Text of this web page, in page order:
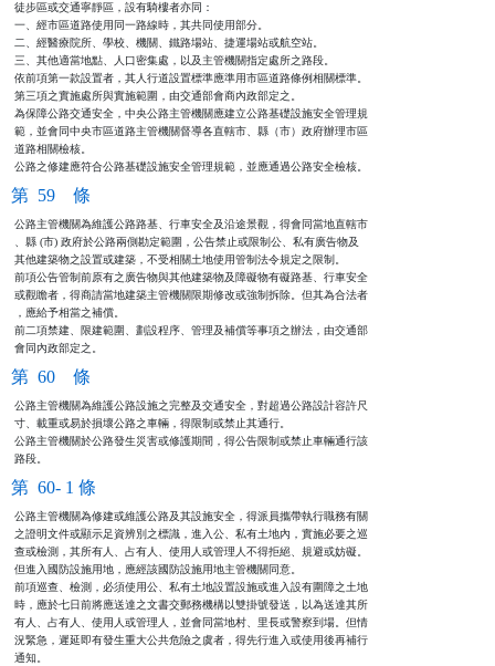
徒步區或交通寧靜區，設有騎樓者亦同：
一、經市區道路使用同一路線時，其共同使用部分。
二、經醫療院所、學校、機關、鐵路場站、捷運場站或航空站。
三、其他適當地點、人口密集處，以及主管機關指定處所之路段。
依前項第一款設置者，其人行道設置標準應準用市區道路條例相關標準。
第三項之實施處所與實施範圍，由交通部會商內政部定之。
為保障公路交通安全，中央公路主管機關應建立公路基礎設施安全管理規
範，並會同中央市區道路主管機關督導各直轄市、縣（市）政府辦理市區
道路相關檢核。
公路之修建應符合公路基礎設施安全管理規範，並應通過公路安全檢核。
第 59 條
公路主管機關為維護公路路基、行車安全及沿途景觀，得會同當地直轄市
、縣 (市) 政府於公路兩側勘定範圍，公告禁止或限制公、私有廣告物及
其他建築物之設置或建築，不受相關土地使用管制法令規定之限制。
前項公告管制前原有之廣告物與其他建築物及障礙物有礙路基、行車安全
或觀瞻者，得商請當地建築主管機關限期修改或強制拆除。但其為合法者
，應給予相當之補償。
前二項禁建、限建範圍、劃設程序、管理及補償等事項之辦法，由交通部
會同內政部定之。
第 60 條
公路主管機關為維護公路設施之完整及交通安全，對超過公路設計容許尺
寸、載重或易於損壞公路之車輛，得限制或禁止其通行。
公路主管機關於公路發生災害或修護期間，得公告限制或禁止車輛通行該
路段。
第 60- 1 條
公路主管機關為修建或維護公路及其設施安全，得派員攜帶執行職務有關
之證明文件或顯示足資辨別之標識，進入公、私有土地內，實施必要之巡
查或檢測，其所有人、占有人、使用人或管理人不得拒絕、規避或妨礙。
但進入國防設施用地，應經該國防設施用地主管機關同意。
前項巡查、檢測，必須使用公、私有土地設置設施或進入設有圍障之土地
時，應於七日前將應送達之文書交郵務機構以雙掛號發送，以為送達其所
有人、占有人、使用人或管理人，並會同當地村、里長或警察到場。但情
況緊急，遲延即有發生重大公共危險之虞者，得先行進入或使用後再補行
通知。